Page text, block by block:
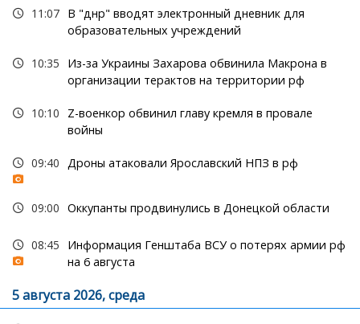
11:07 В "днр" вводят электронный дневник для
образовательных учреждений
10:35
Из-за Украины Захарова обвинила Макрона в
организации терактов на территории рф
10:10
Z-военкор обвинил главу кремля в провале
войны
09:40 Дроны атаковали Ярославский НПЗ в рф
09:00 Оккупанты продвинулись в Донецкой области
08:45
Информация Генштаба ВСУ о потерях армии рф
на 6 августа
5 августа 2026, среда